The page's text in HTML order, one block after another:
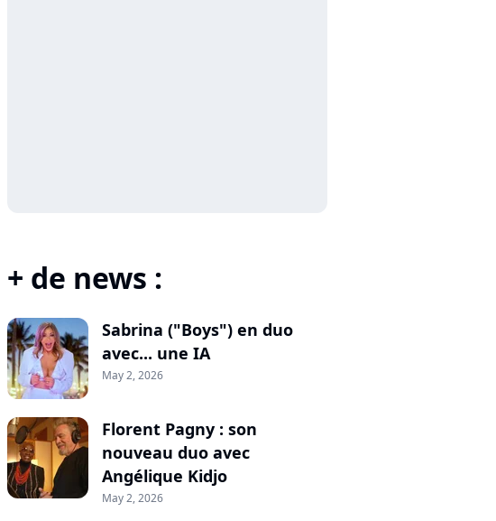
+ de news :
Sabrina ("Boys") en duo
avec... une IA
May 2, 2026
Florent Pagny : son
nouveau duo avec
Angélique Kidjo
May 2, 2026